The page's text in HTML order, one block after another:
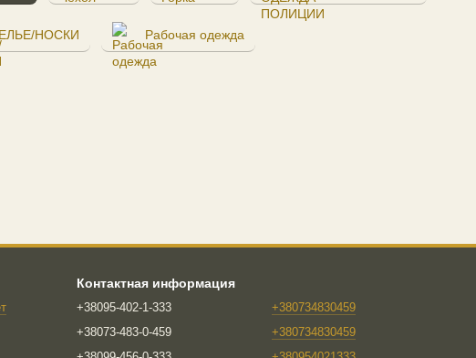
НОСКИ Рабочая одежда
Контактная информация
+38095-402-1-333
+38073-483-0-459
+380734830459
+380734830459